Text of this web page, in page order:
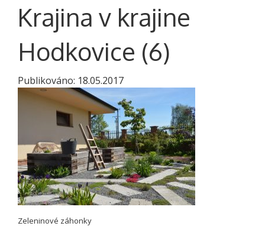
Krajina v krajine
Hodkovice (6)
Publikováno: 18.05.2017
Zeleninové záhonky